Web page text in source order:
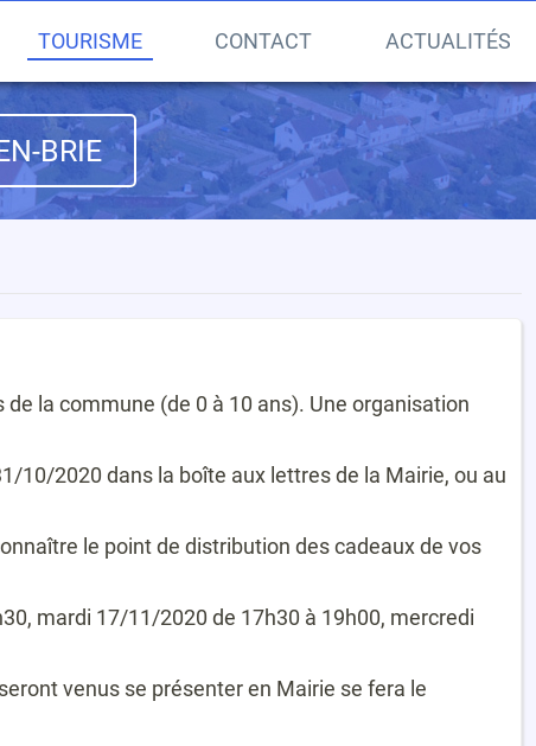
TOURISME CONTACT ACTUALITÉS
BRIE
la commune (de 0 à 10 ans). Une organisation
10/2020 dans la boîte aux lettres de la Mairie, ou au
le point de distribution des cadeaux de vos
mardi 17/11/2020 de 17h30 à 19h00, mercredi
venus se présenter en Mairie se fera le